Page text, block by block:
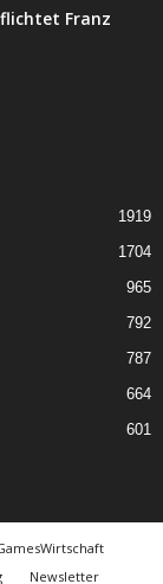
Franz
1919
1704
965
792
787
664
601
Newsletter